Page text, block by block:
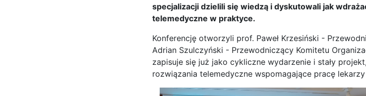
specjalizacji dzielili się wiedzą i dyskutowali jak
telemedyczne w praktyce.
Konferencję otworzyli prof. Paweł Krzesiński -
Adrian Szulczyński - Przewodniczący Komitetu
zapisuje się już jako cykliczne wydarzenie i stały
rozwiązania telemedyczne wspomagające pracę